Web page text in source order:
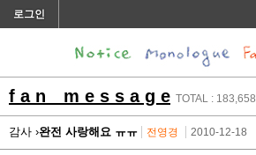
로그인
f a n m e s s a g e TOTAL : 183,658
감사 ›완전 사랑해요 ㅠㅠ 전영경 2010-12-18